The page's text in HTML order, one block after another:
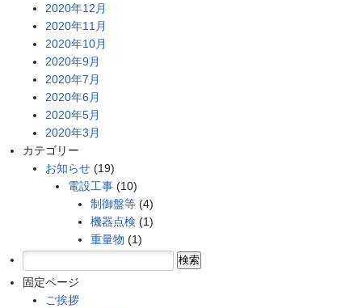
2020年12月
2020年11月
2020年10月
2020年9月
2020年7月
2020年6月
2020年5月
2020年3月
カテゴリー
お知らせ (19)
電設工事 (10)
制御盤等 (4)
機器点検 (1)
重量物 (1)
検
索:
固定ページ
ご挨拶